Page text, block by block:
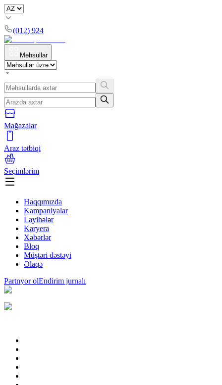
(012) 924
Məhsullar
Mağazalar
Araz tətbiqi
Seçimlərim
Haqqımızda
Kampaniyalar
Layihələr
Karyera
Xəbərlər
Bloq
Müştəri dəstəyi
Əlaqə
Partnyor olEndirim jurnalı